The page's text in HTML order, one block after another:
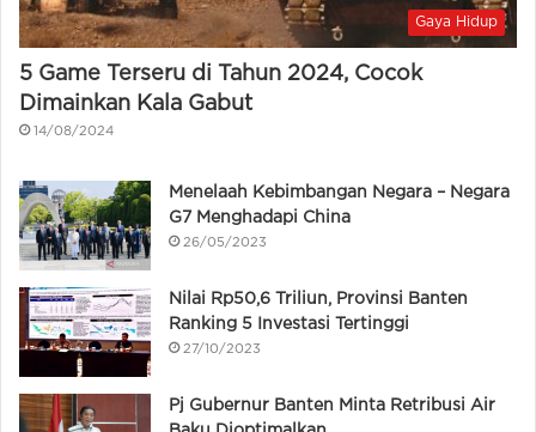
Gaya Hidup
5 Game Terseru di Tahun 2024, Cocok
Dimainkan Kala Gabut
14/08/2024
Menelaah Kebimbangan Negara – Negara
G7 Menghadapi China
26/05/2023
Nilai Rp50,6 Triliun, Provinsi Banten
Ranking 5 Investasi Tertinggi
27/10/2023
Pj Gubernur Banten Minta Retribusi Air